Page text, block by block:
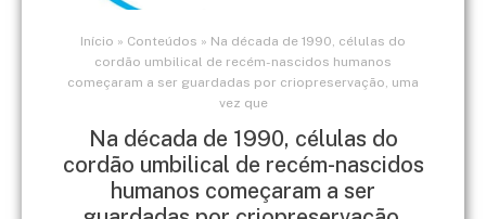
Início » Conteúdos » Na década de 1990, células do
cordão umbilical de recém-nascidos humanos
começaram a ser guardadas por criopreservação, uma
vez que
Na década de 1990, células do
cordão umbilical de recém-nascidos
humanos começaram a ser